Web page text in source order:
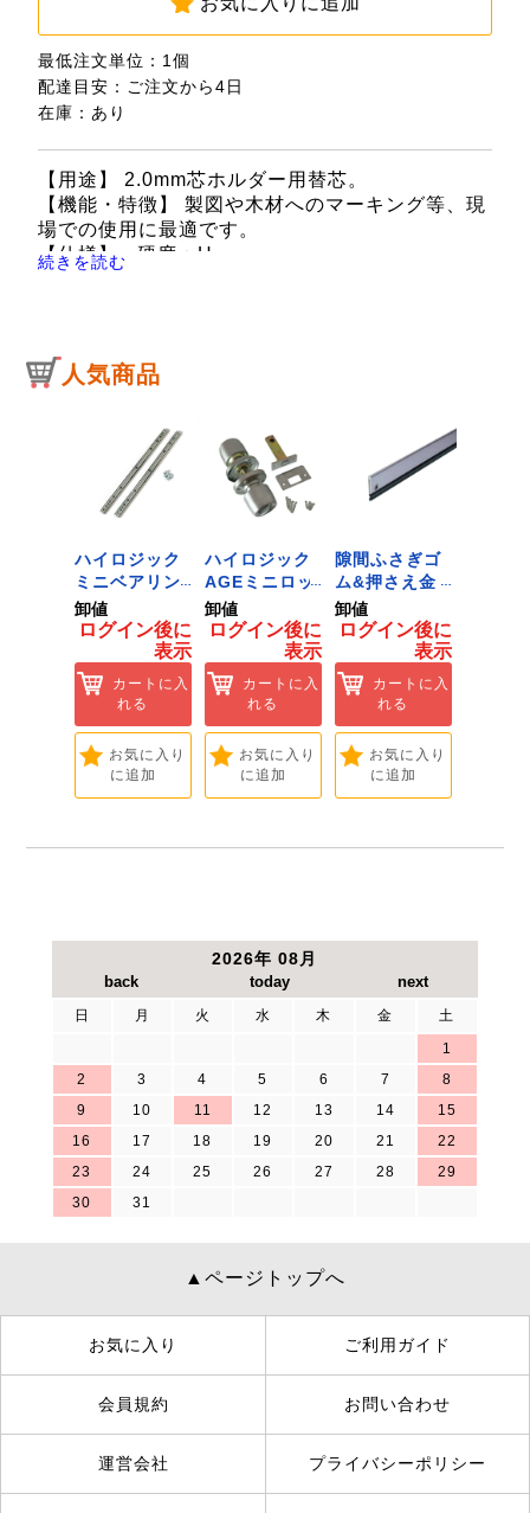
最低注文単位：1個
配達目安：ご注文から4日
在庫：あり
【用途】 2.0mm芯ホルダー用替芯。
【機能・特徴】 製図や木材へのマーキング等、現
場での使用に最適です。
【仕様】 ●硬度：H。
続きを読む
人気商品
ハイロジック
ミニベアリン
グタイプ 310
ミリ 72958
Hardware]
卸値
ログイン後に
表示
カートに入
れる
お気に入り
に追加
ハイロジック
AGEミニロッ
ク 360W
[Tools &
Hardware]
卸値
ログイン後に
表示
カートに入
れる
お気に入り
に追加
隙間ふさぎゴ
ム&押さえ金
物 72909
卸値
ログイン後に
表示
カートに入
れる
お気に入り
に追加
2026年 08月
日 月 火 水 木 金
土
1
2
3 4 5 6 7
8
9
10 11 12 13 14
15
16
17 18 19 20 21
22
23
24 25 26 27 28
29
30
31
▲ページトップへ
お気に入り ご利用ガイド
会員規約 お問い合わせ
運営会社 プライバシーポリシー